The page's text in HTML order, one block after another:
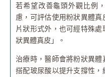
若希望改善龜頭外觀比例
慮，可評估使用粉狀異體
片狀形式外，也可經特殊
狀異體真皮」。
治療時，醫師會將粉狀異
搭配玻尿酸以提升支撐性